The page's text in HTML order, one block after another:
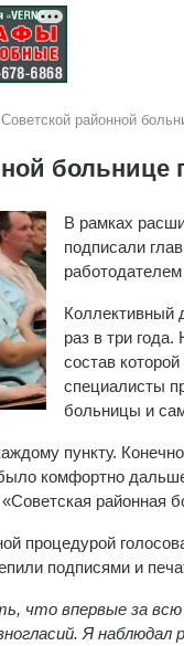
районной
В рамках
подписали
Коллективный
раз в три
состав
специалисты
больницы и
пункту.
комфортно
районная
процедурой
подписями и
что впервые за
Я наблюдал